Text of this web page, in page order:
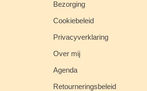
Bezorging
Cookiebeleid
Privacyverklaring
Over mij
Agenda
Retourneringsbeleid